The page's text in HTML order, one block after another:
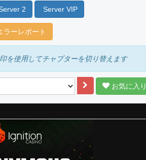
2 Server VIP
ラーレポート
使用してチャプターを切り替えます
お気に入り